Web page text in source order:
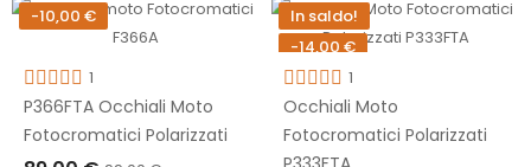
-10,00 €
1
P366FTA Occhiali Moto
Fotocromatici Polarizzati
In saldo!
-14,00 €
1
Occhiali Moto
Fotocromatici Polarizzati